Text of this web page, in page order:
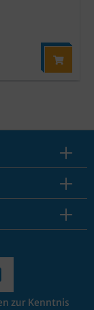
zur Kenntnis